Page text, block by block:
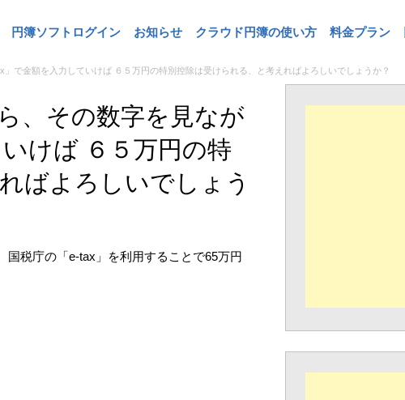
円簿ソフトログイン お知らせ クラウド円簿の使い方 料金プラン
で金額を入力していけば ６５万円の特別控除は受けられる、と考えればよろしいでしょうか？
、その数字を見なが
けば ６５万円の特
ばよろしいでしょう
国税庁の「e-tax」を利用することで65万円